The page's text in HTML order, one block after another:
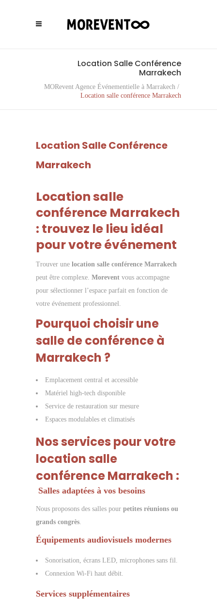
Location Salle Conférence
Marrakech
MORevent Agence Événementielle à Marrakech /
Location salle conférence Marrakech
Location Salle Conférence
Marrakech
Location salle
conférence Marrakech
: trouvez le lieu idéal
pour votre événement
Trouver une location salle conférence Marrakech
peut être complexe. Morevent vous accompagne
pour sélectionner l’espace parfait en fonction de
votre événement professionnel.
Pourquoi choisir une
salle de conférence à
Marrakech ?
Emplacement central et accessible
Matériel high-tech disponible
️Service de restauration sur mesure
Espaces modulables et climatisés
Nos services pour votre
location salle
conférence Marrakech :
️ Salles adaptées à vos besoins
Nous proposons des salles pour petites réunions ou
grands congrès.
Équipements audiovisuels modernes
Sonorisation, écrans LED, microphones sans fil.
Connexion Wi-Fi haut débit.
Services supplémentaires